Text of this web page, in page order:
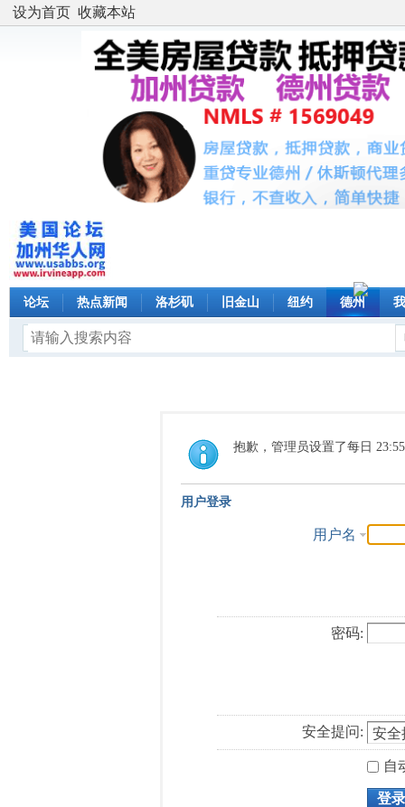
设为首页 收藏本站
论坛 热点新闻 洛杉矶 旧金山 纽约 德州
抱歉，管理员设置了每日
用户登录
用户名
密码:
安全提问:
自
登录